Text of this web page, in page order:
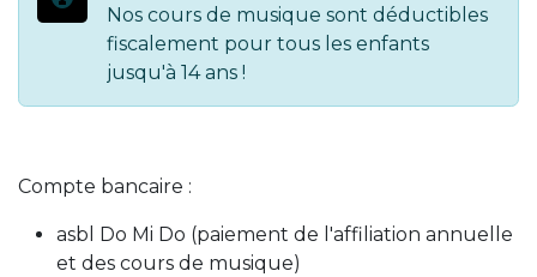
Nos cours de musique sont déductibles
fiscalement pour tous les enfants
jusqu'à 14 ans !
Compte bancaire :
asbl Do Mi Do (paiement de l'affiliation annuelle
et des cours de musique)